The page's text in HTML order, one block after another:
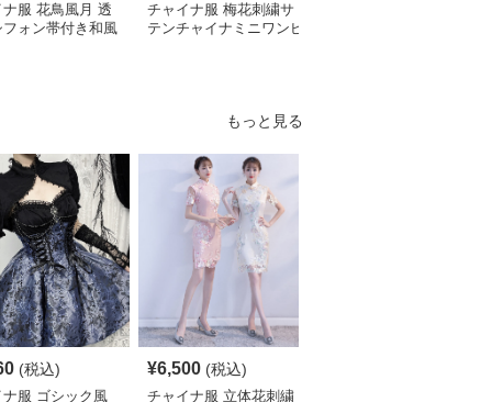
服 花鳥風月 透
フォン帯付き和風
チャイナ服 梅花刺繍サ
テンチャイナミニワンピ
もっと見る
(税込)
ナ服 ゴシック風
¥6,500 (税込)
チャイナ服 立体花刺繍